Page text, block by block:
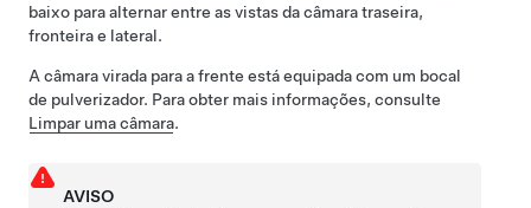
baixo para alternar entre as vistas da câmara traseira,
fronteira e lateral.
A câmara virada para a frente está equipada com um bocal
de pulverizador. Para obter mais informações, consulte
Limpar uma câmara.
AVISO